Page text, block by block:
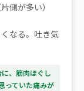
側が多い）
なる。吐き気
、筋肉ほぐし
っていた痛みが